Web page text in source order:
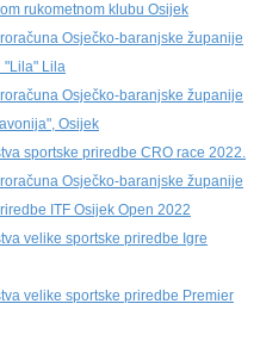
rukometnom klubu Osijek
Osječko-baranjske županije
"Lila" Lila
Osječko-baranjske županije
Osijek
sportske priredbe CRO race 2022.
Osječko-baranjske županije
ITF Osijek Open 2022
velike sportske priredbe Igre
velike sportske priredbe Premier